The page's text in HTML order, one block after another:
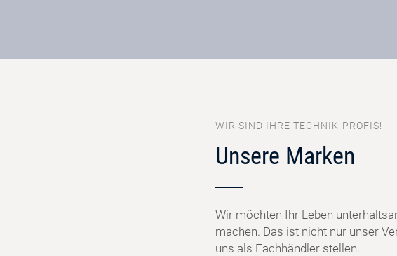
WIR SIND IHRE TECHNIK-PROFIS!
Unsere Marken
Wir möchten Ihr Leben
machen. Das ist nicht nur unser
uns als Fachhändler stellen.